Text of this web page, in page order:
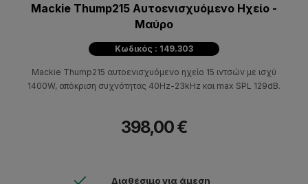
Mackie Thump215 Αυτοενισχυόμενο Ηχείο -
Μαύρο
Κωδικός : 149.303
Mackie Thump215 αυτοενισχυόμενο ηχείο 15 ιντσών με ισχύ
1400W, απόκριση συχνότητας 40Hz-23kHz και max SPL 129dB.
398,00 €
Διαθέσιμο για άμεση